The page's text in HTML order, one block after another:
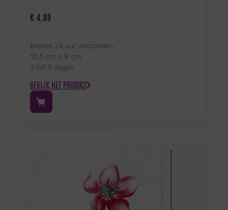
€ 4,09
Binnen 24 uur verzonden
10.5 cm x 6 cm
3 tot 5 dagen
BEKIJK HET PRODUCT